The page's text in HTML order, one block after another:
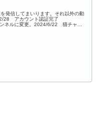
発信してまいります。それ以外の動
28 アカウント認証完了
ネルに変更。2024/6/22 猫チャン